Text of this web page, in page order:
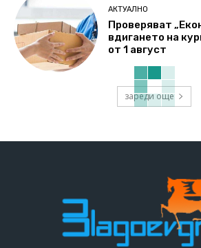
АКТУАЛНО
Проверяват
вдигането на
от 1 август
зареди още